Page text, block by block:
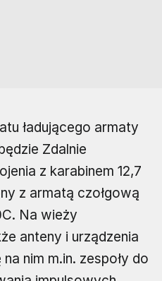
ładującego armaty
Zdalnie
z karabinem 12,7
z armatą czołgową
Na wieży
anteny i urządzenia
nim m.in. zespoły do